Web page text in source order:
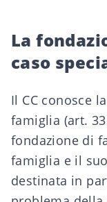
La
caso
Il CC conosce
famiglia (art.
fondazione di
famiglia e il
destinata in